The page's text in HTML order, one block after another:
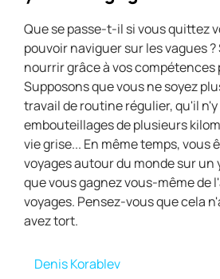
Que se passe-t-il si vous quittez
pouvoir naviguer sur les vagues
nourrir grâce à vos
Supposons que vous ne soyez
travail de routine régulier, qu'il
embouteillages de plusieurs
vie grise... En même temps, vous
voyages autour du monde sur
que vous gagnez vous-même de
voyages. Pensez-vous que cela
avez tort.
Denis Korablev